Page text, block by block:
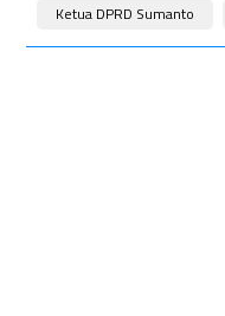
Ketua DPRD Sumanto